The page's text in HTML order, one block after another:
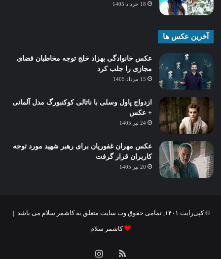
18 خرداد 1405
آخرین عکس ها
عکس خانوادگی بهزاد خلج توجه مخاطبان فضای
مجازی را جلب کرد
15 مرداد 1405
ازدواج پاول وسلی با ناتالی کوکنبورگ مدل آلمانی
+ عکس
24 تیر 1405
عکس مهران غفوریان برای رهبر شهید مورد توجه
کاربران قرار گرفت
20 تیر 1405
© کپی‌رایت ۱۴۰۱, تمامی حقوق وب سایت متعلق به کاشمر سلام می باشد |
کاشمر سلام
خوراکاینستاگرام